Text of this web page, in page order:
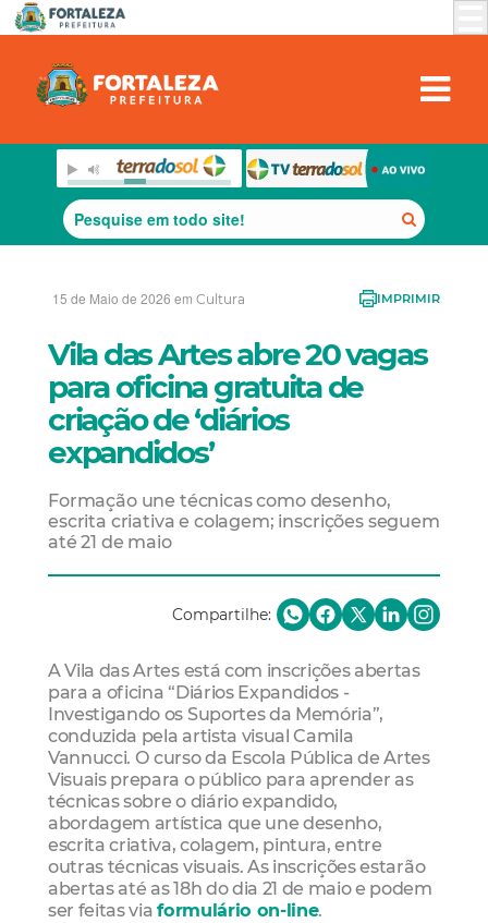
15 de Maio de 2026 em Cultura IMPRIMIR
Vila das Artes abre 20 vagas
para oficina gratuita de
criação de ‘diários
expandidos’
Formação une técnicas como desenho,
escrita criativa e colagem; inscrições seguem
até 21 de maio
Compartilhe:
A Vila das Artes está com inscrições abertas
para a oficina “Diários Expandidos -
Investigando os Suportes da Memória”,
conduzida pela artista visual Camila
Vannucci. O curso da Escola Pública de Artes
Visuais prepara o público para aprender as
técnicas sobre o diário expandido,
abordagem artística que une desenho,
escrita criativa, colagem, pintura, entre
outras técnicas visuais. As inscrições estarão
abertas até as 18h do dia 21 de maio e podem
ser feitas viaformulário on-line.